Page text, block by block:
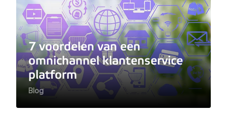
7 voordelen van een
omnichannel klantenservice
platform
Blog